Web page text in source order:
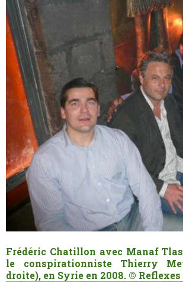
Frédéric Chatillon avec Manaf
le conspirationniste Thierry
droite), en Syrie en 2008. © Reflexes